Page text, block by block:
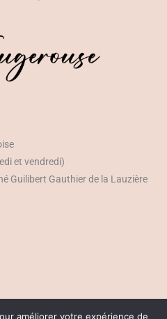
et vendredi)
Guilibert Gauthier de la Lauzière
améliorer votre expérience de